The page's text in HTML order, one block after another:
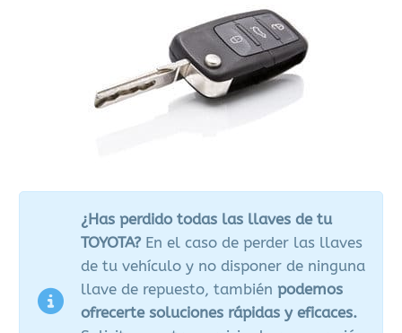
¿Has perdido todas las llaves de tu
TOYOTA? En el caso de perder las llaves
de tu vehículo y no disponer de ninguna
llave de repuesto, también podemos
ofrecerte soluciones rápidas y eficaces.